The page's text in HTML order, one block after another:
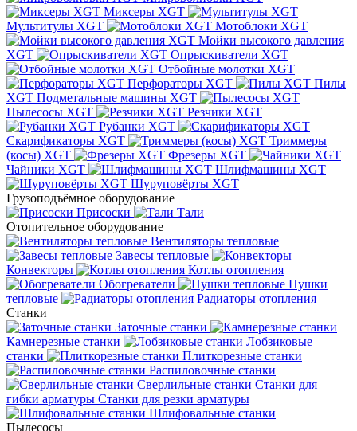
Миксеры XGT
Мультитулы XGT
Мотоблоки XGT
Мойки высокого давления
XGT
Опрыскиватели XGT
Отбойные молотки XGT
Перфораторы XGT
Пилы
XGT Подметальные машины XGT
Пылесосы XGT
Резчики XGT
Рубанки XGT
Скарификаторы XGT
Триммеры
(косы) XGT
Фрезеры XGT
Чайники XGT
Шлифмашины XGT
Шуруповёрты XGT
Грузоподъёмное оборудование
Присоски
Тали
Отопительное оборудование
Вентиляторы тепловые
Завесы тепловые
Конвекторы
Котлы отопления
Обогреватели
Пушки
тепловые
Радиаторы отопления
Станки
Заточные станки
Камнерезные станки
Лобзиковые
станки
Плиткорезные станки
Распиловочные станки
Сверлильные станки Станки для
гибки арматуры Станки для резки арматуры
Шлифовальные станки
Пылесосы